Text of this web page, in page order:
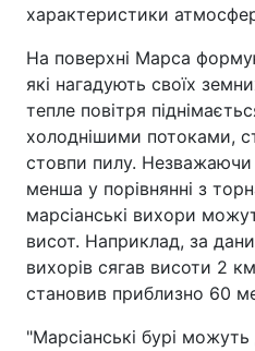
характеристики
На поверхні Марса
які нагадують своїх
тепле повітря
холоднішими потоками,
стовпи пилу. Незважаючи
менша у порівнянні з
марсіанські вихори
висот. Наприклад, за
вихорів сягав висоти 2
становив приблизно 60
"Марсіанські бурі можуть